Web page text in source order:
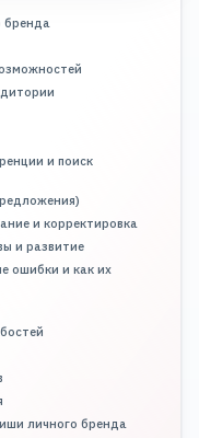
бренда
и поиск
и корректировка
и развитие
ошибки и как их
личного бренда